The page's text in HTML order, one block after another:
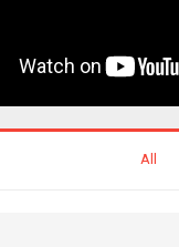
All